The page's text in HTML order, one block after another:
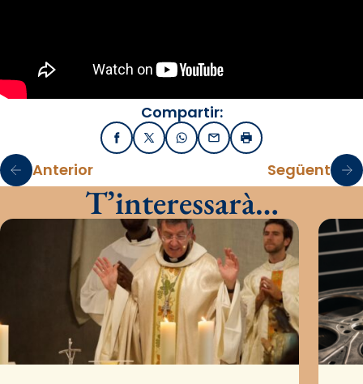
Compartir:
FacebookX / TwitterWhatsApp
EmailImprimir
Anterior Següent
T’interessarà…